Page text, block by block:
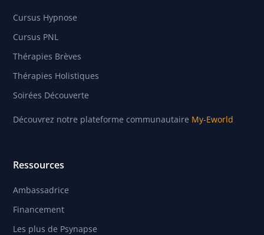
Cursus Hypnose
Cursus PNL
Thérapies Brèves
Thérapies Holistiques
Soirées Découverte
Découvrez notre plateforme communautaire My-Eworld
Ressources
Ambassadrice
Financement
Les plus de Psynapse